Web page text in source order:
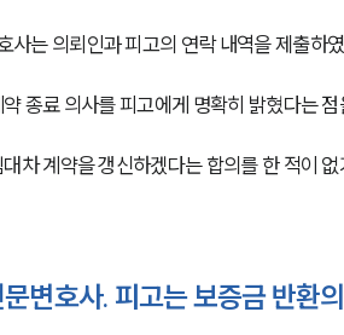
사는 의뢰인과 피고의 연락 내역을 제출하
종료 의사를 피고에게 명확히 밝혔다는
차 계약을 갱신하겠다는 합의를 한 적이
변호사. 피고는 보증금 반환